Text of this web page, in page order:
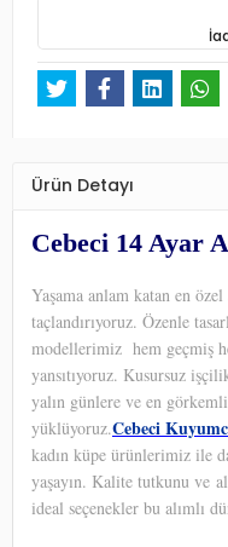
Ürün Detayı
Cebeci 14 Ayar
Yaşama anlam katan en
taçlandırıyoruz. Özenle
modellerimiz hem geçmiş
yansıtıyoruz. Kusursuz
yalın günlere ve en
yüklüyoruz.Cebeci
kadın küpe ürünlerimiz ile
yaşayın. Kalite tutkunu ve
ideal seçenekler bu alımlı